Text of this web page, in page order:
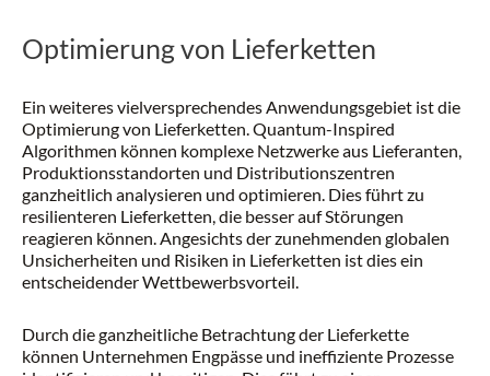
Optimierung von Lieferketten
Ein weiteres vielversprechendes Anwendungsgebiet ist die
Optimierung von Lieferketten. Quantum-Inspired
Algorithmen können komplexe Netzwerke aus Lieferanten,
Produktionsstandorten und Distributionszentren
ganzheitlich analysieren und optimieren. Dies führt zu
resilienteren Lieferketten, die besser auf Störungen
reagieren können. Angesichts der zunehmenden globalen
Unsicherheiten und Risiken in Lieferketten ist dies ein
entscheidender Wettbewerbsvorteil.
Durch die ganzheitliche Betrachtung der Lieferkette
können Unternehmen Engpässe und ineffiziente Prozesse